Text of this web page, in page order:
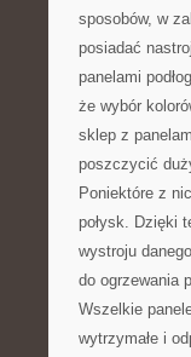
sposobów, w
posiadać
panelami
że wybór
sklep z
poszczycić
Poniektóre z
połysk. Dzięki
wystroju
do ogrzewania
Wszelkie
wytrzymałe i